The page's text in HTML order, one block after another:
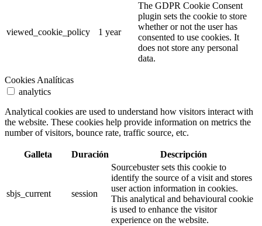
viewed_cookie_policy 1 year
The GDPR Cookie Consent
plugin sets the cookie to store
whether or not the user has
consented to use cookies. It
does not store any personal
data.
Cookies Analíticas
analytics
Analytical cookies are used to understand how visitors interact with
the website. These cookies help provide information on metrics the
number of visitors, bounce rate, traffic source, etc.
Galleta Duración Descripción
sbjs_current session
Sourcebuster sets this cookie to
identify the source of a visit and stores
user action information in cookies.
This analytical and behavioural cookie
is used to enhance the visitor
experience on the website.